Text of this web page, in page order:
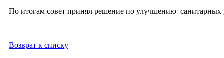
По итогам совет принял решение по улучшению санитарных
Возврат к списку